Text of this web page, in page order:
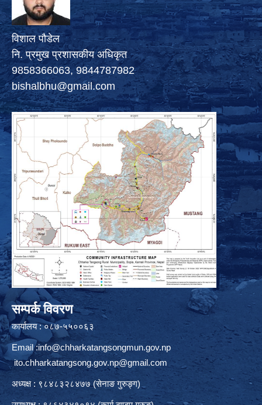
विशाल पौडेल
नि. प्रमुख प्रशासकीय अधिकृत
9858366063, 9844787982
bishalbhu@gmail.com
सम्पर्क विवरण
कार्यालय : ०८७-५५००६३
Email :info@chharkatangsongmun.gov.np
ito.chharkatangsong.gov.np@gmail.com
अध्यक्ष : ९८४८३२८४७७ (सेनाङ गुरुङ्ग)